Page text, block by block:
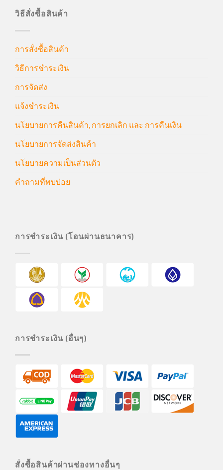
วิธีสั่งซื้อสินค้า
การสั่งซื้อสินค้า
วิธีการชำระเงิน
การจัดส่ง
แจ้งชำระเงิน
นโยบายการคืนสินค้า, การยกเลิก และ การคืนเงิน
นโยบายการจัดส่งสินค้า
นโยบายความเป็นส่วนตัว
คำถามที่พบบ่อย
การชำระเงิน (โอนผ่านธนาคาร)
การชำระเงิน (อื่นๆ)
สั่งซื้อสินค้าผ่านช่องทางอื่นๆ